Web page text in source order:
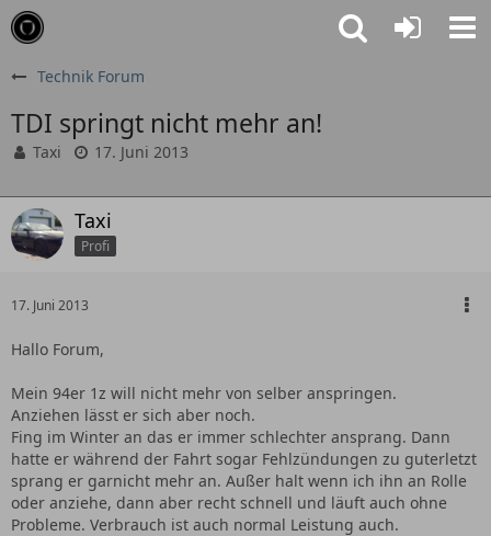
Technik Forum
TDI springt nicht mehr an!
Taxi 17. Juni 2013
Taxi
Profi
17. Juni 2013
Hallo Forum,
Mein 94er 1z will nicht mehr von selber anspringen.
Anziehen lässt er sich aber noch.
Fing im Winter an das er immer schlechter ansprang. Dann
hatte er während der Fahrt sogar Fehlzündungen zu guterletzt
sprang er garnicht mehr an. Außer halt wenn ich ihn an Rolle
oder anziehe, dann aber recht schnell und läuft auch ohne
Probleme. Verbrauch ist auch normal Leistung auch.